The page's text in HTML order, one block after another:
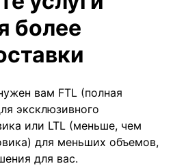
более
вам FTL (полная
эксклюзивного
или LTL (меньше, чем
для меньших объемов,
для вас.